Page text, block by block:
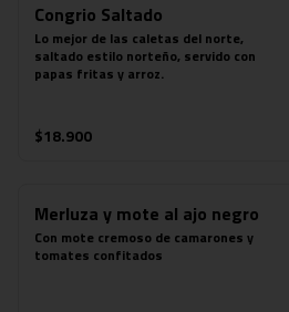
Congrio Saltado
Lo mejor de las caletas del norte,
saltado estilo norteño, servido con
papas fritas y arroz.
$18.900
Merluza y mote al ajo negro
Con mote cremoso de camarones y
tomates confitados